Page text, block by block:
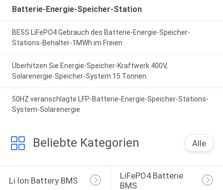
Batterie-Energie-Speicher-Station
BESS LiFePO4 Gebrauch des Batterie-Energie-Speicher-
Stations-Behälter-1MWh im Freien
Überhitzen Sie Energie-Speicher-Kraftwerk 400V,
Solarenergie-Speicher-System 15 Tonnen
50HZ veranschlagte LFP-Batterie-Energie-Speicher-Stations-
System-Solarenergie
Beliebte Kategorien Alle
Li Ion Battery BMS
LiFePO4 Batterie
BMS